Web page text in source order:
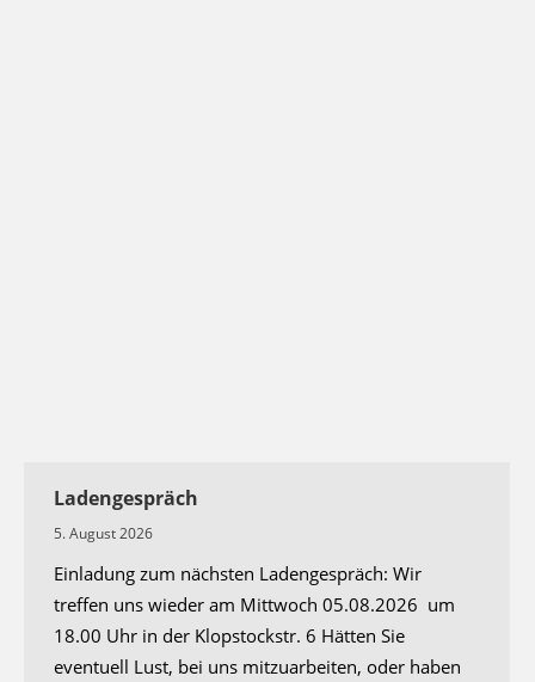
Ladengespräch
5. August 2026
Einladung zum nächsten Ladengespräch: Wir
treffen uns wieder am Mittwoch 05.08.2026 um
18.00 Uhr in der Klopstockstr. 6 Hätten Sie
eventuell Lust, bei uns mitzuarbeiten, oder haben